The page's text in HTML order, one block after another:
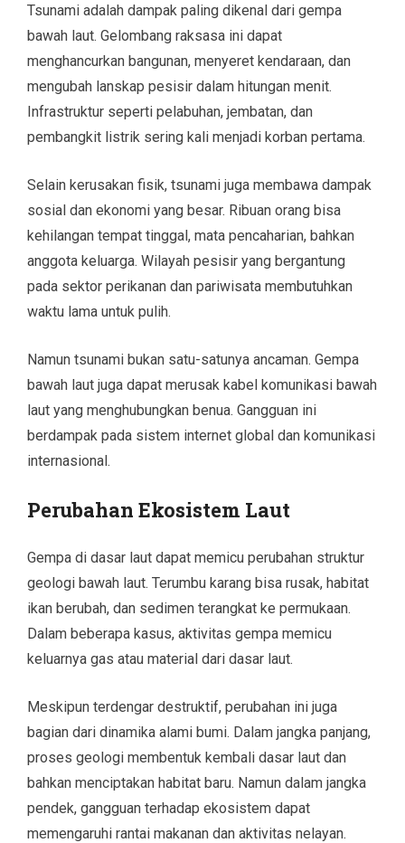
Tsunami adalah dampak paling dikenal dari gempa
bawah laut. Gelombang raksasa ini dapat
menghancurkan bangunan, menyeret kendaraan, dan
mengubah lanskap pesisir dalam hitungan menit.
Infrastruktur seperti pelabuhan, jembatan, dan
pembangkit listrik sering kali menjadi korban pertama.
Selain kerusakan fisik, tsunami juga membawa dampak
sosial dan ekonomi yang besar. Ribuan orang bisa
kehilangan tempat tinggal, mata pencaharian, bahkan
anggota keluarga. Wilayah pesisir yang bergantung
pada sektor perikanan dan pariwisata membutuhkan
waktu lama untuk pulih.
Namun tsunami bukan satu-satunya ancaman. Gempa
bawah laut juga dapat merusak kabel komunikasi bawah
laut yang menghubungkan benua. Gangguan ini
berdampak pada sistem internet global dan komunikasi
internasional.
Perubahan Ekosistem Laut
Gempa di dasar laut dapat memicu perubahan struktur
geologi bawah laut. Terumbu karang bisa rusak, habitat
ikan berubah, dan sedimen terangkat ke permukaan.
Dalam beberapa kasus, aktivitas gempa memicu
keluarnya gas atau material dari dasar laut.
Meskipun terdengar destruktif, perubahan ini juga
bagian dari dinamika alami bumi. Dalam jangka panjang,
proses geologi membentuk kembali dasar laut dan
bahkan menciptakan habitat baru. Namun dalam jangka
pendek, gangguan terhadap ekosistem dapat
memengaruhi rantai makanan dan aktivitas nelayan.